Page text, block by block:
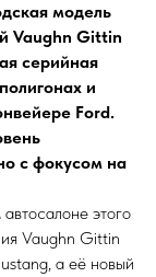
модель
Vaughn Gittin
серийная
и
Ford.
с фокусом на
этого
Vaughn Gittin
а её новый